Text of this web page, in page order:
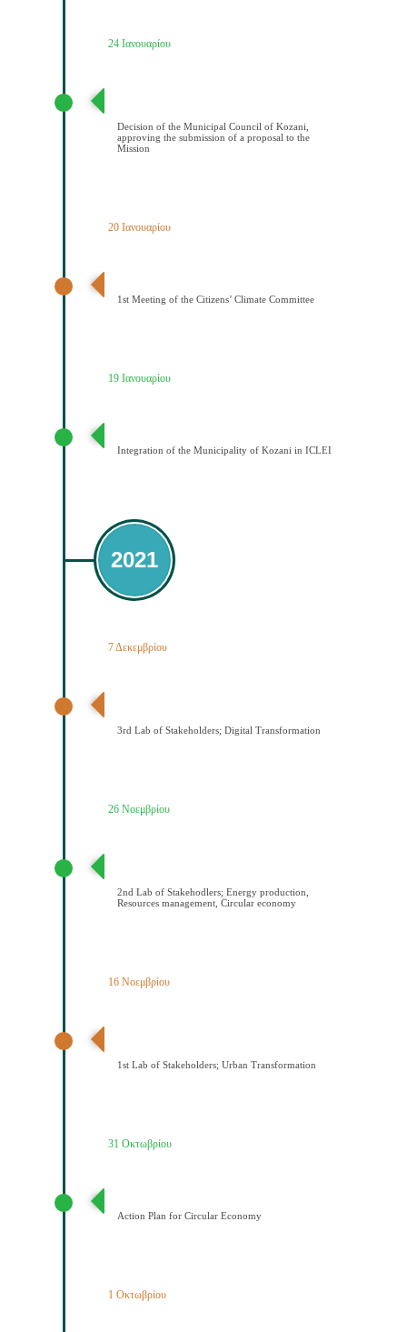
24 Ιανουαρίου
Decision of the Municipal Council of Kozani,
approving the submission of a proposal to the
Mission
20 Ιανουαρίου
1st Meeting of the Citizens’ Climate Committee
19 Ιανουαρίου
Integration of the Municipality of Kozani in ICLEI
2021
7 Δεκεμβρίου
3rd Lab of Stakeholders; Digital Transformation
26 Νοεμβρίου
2nd Lab of Stakehodlers; Energy production,
Resources management, Circular economy
16 Νοεμβρίου
1st Lab of Stakeholders; Urban Transformation
31 Οκτωβρίου
Action Plan for Circular Economy
1 Οκτωβρίου